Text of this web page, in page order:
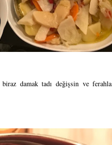
damak tadı değişsin ve